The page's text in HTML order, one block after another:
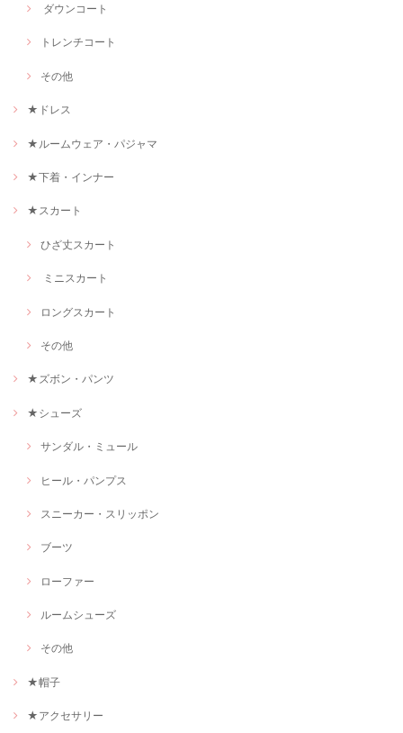
ダウンコート
トレンチコート
その他
★ドレス
★ルームウェア・パジャマ
★下着・インナー
★スカート
ひざ丈スカート
ミニスカート
ロングスカート
その他
★ズボン・パンツ
★シューズ
サンダル・ミュール
ヒール・パンプス
スニーカー・スリッポン
ブーツ
ローファー
ルームシューズ
その他
★帽子
★アクセサリー